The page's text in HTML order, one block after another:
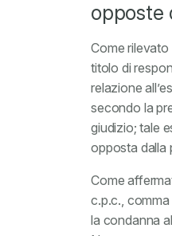
opposte
Come
titolo di
relazione
secondo la
giudizio; tale
opposta dalla
Come
c.p.c.,
la condanna